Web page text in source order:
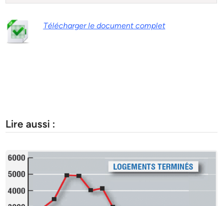
Télécharger le document complet
Lire aussi :